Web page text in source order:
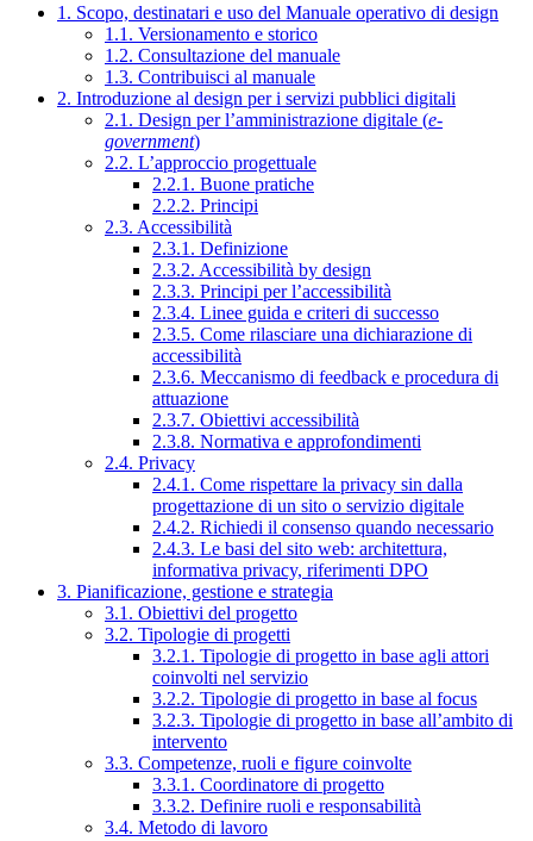
1. Scopo, destinatari e uso del Manuale operativo di design
1.1. Versionamento e storico
1.2. Consultazione del manuale
1.3. Contribuisci al manuale
2. Introduzione al design per i servizi pubblici digitali
2.1. Design per l’amministrazione digitale (e-
government)
2.2. L’approccio progettuale
2.2.1. Buone pratiche
2.2.2. Principi
2.3. Accessibilità
2.3.1. Definizione
2.3.2. Accessibilità by design
2.3.3. Principi per l’accessibilità
2.3.4. Linee guida e criteri di successo
2.3.5. Come rilasciare una dichiarazione di
accessibilità
2.3.6. Meccanismo di feedback e procedura di
attuazione
2.3.7. Obiettivi accessibilità
2.3.8. Normativa e approfondimenti
2.4. Privacy
2.4.1. Come rispettare la privacy sin dalla
progettazione di un sito o servizio digitale
2.4.2. Richiedi il consenso quando necessario
2.4.3. Le basi del sito web: architettura,
informativa privacy, riferimenti DPO
3. Pianificazione, gestione e strategia
3.1. Obiettivi del progetto
3.2. Tipologie di progetti
3.2.1. Tipologie di progetto in base agli attori
coinvolti nel servizio
3.2.2. Tipologie di progetto in base al focus
3.2.3. Tipologie di progetto in base all’ambito di
intervento
3.3. Competenze, ruoli e figure coinvolte
3.3.1. Coordinatore di progetto
3.3.2. Definire ruoli e responsabilità
3.4. Metodo di lavoro